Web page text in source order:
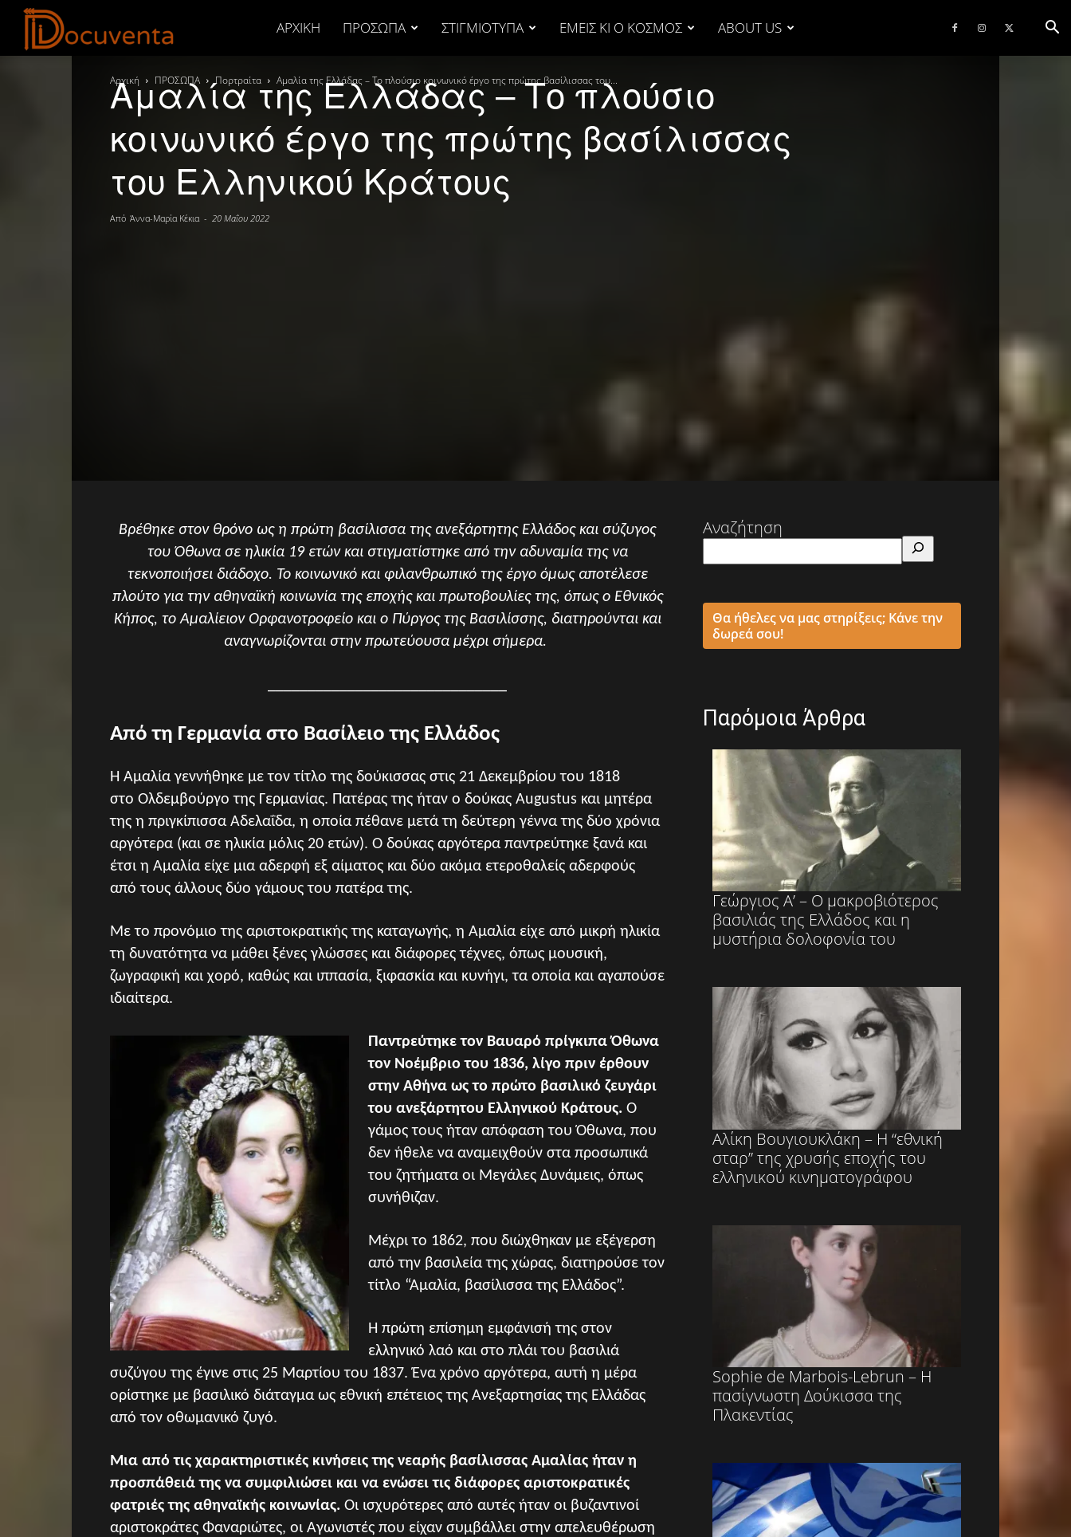
ΑΡΧΙΚΉ ΠΡΟΣΩΠΑ ΣΤΙΓΜΙΟΤΥΠΑ ΕΜΕΙΣ ΚΙ Ο ΚΟΣΜΟΣ ABOUT US
Αρχική ΠΡΟΣΩΠΑ Πορτραίτα Αμαλία της Ελλάδας – Το πλούσιο κοινωνικό έργο της πρώτης βασίλισσας του...
Αμαλία της Ελλάδας – Το πλούσιο
κοινωνικό έργο της πρώτης βασίλισσας
του Ελληνικού Κράτους
Από Άννα-Μαρία Κέκια - 20 Μαΐου 2022
Βρέθηκε στον θρόνο ως η πρώτη βασίλισσα της ανεξάρτητης Ελλάδος και σύζυγος
του Όθωνα σε ηλικία 19 ετών και στιγματίστηκε από την αδυναμία της να
τεκνοποιήσει διάδοχο. Το κοινωνικό και φιλανθρωπικό της έργο όμως αποτέλεσε
πλούτο για την αθηναϊκή κοινωνία της εποχής και πρωτοβουλίες της, όπως ο Εθνικός
Κήπος, το Αμαλίειον Ορφανοτροφείο και ο Πύργος της Βασιλίσσης, διατηρούνται και
αναγνωρίζονται στην πρωτεύουσα μέχρι σήμερα.
Από τη Γερμανία στο Βασίλειο της Ελλάδος
Η Αμαλία γεννήθηκε με τον τίτλο της δούκισσας στις 21 Δεκεμβρίου του 1818
στο Ολδεμβούργο της Γερμανίας. Πατέρας της ήταν ο δούκας Augustus και μητέρα
της η πριγκίπισσα Αδελαΐδα, η οποία πέθανε μετά τη δεύτερη γέννα της δύο χρόνια
αργότερα (και σε ηλικία μόλις 20 ετών). Ο δούκας αργότερα παντρεύτηκε ξανά και
έτσι η Αμαλία είχε μια αδερφή εξ αίματος και δύο ακόμα ετεροθαλείς αδερφούς
από τους άλλους δύο γάμους του πατέρα της.
Με το προνόμιο της αριστοκρατικής της καταγωγής, η Αμαλία είχε από μικρή ηλικία
τη δυνατότητα να μάθει ξένες γλώσσες και διάφορες τέχνες, όπως μουσική,
ζωγραφική και χορό, καθώς και ιππασία, ξιφασκία και κυνήγι, τα οποία και αγαπούσε
ιδιαίτερα.
Παντρεύτηκε τον Βαυαρό πρίγκιπα Όθωνα
τον Νοέμβριο του 1836, λίγο πριν έρθουν
στην Αθήνα ως το πρώτο βασιλικό ζευγάρι
του ανεξάρτητου Ελληνικού Κράτους. Ο
γάμος τους ήταν απόφαση του Όθωνα, που
δεν ήθελε να αναμειχθούν στα προσωπικά
του ζητήματα οι Μεγάλες Δυνάμεις, όπως
συνήθιζαν.
Μέχρι το 1862, που διώχθηκαν με εξέγερση
από την βασιλεία της χώρας, διατηρούσε τον
τίτλο “Αμαλία, βασίλισσα της Ελλάδος”.
Η πρώτη επίσημη εμφάνισή της στον
ελληνικό λαό και στο πλάι του βασιλιά
συζύγου της έγινε στις 25 Μαρτίου του 1837. Ένα χρόνο αργότερα, αυτή η μέρα
ορίστηκε με βασιλικό διάταγμα ως εθνική επέτειος της Ανεξαρτησίας της Ελλάδας
από τον οθωμανικό ζυγό.
Μια από τις χαρακτηριστικές κινήσεις της νεαρής βασίλισσας Αμαλίας ήταν η
προσπάθειά της να συμφιλιώσει και να ενώσει τις διάφορες αριστοκρατικές
φατριές της αθηναϊκής κοινωνίας. Οι ισχυρότερες από αυτές ήταν οι βυζαντινοί
αριστοκράτες Φαναριώτες, οι Αγωνιστές που είχαν συμβάλλει στην απελευθέρωση
Αναζήτηση
Θα ήθελες να μας στηρίξεις; Κάνε την
δωρεά σου!
Παρόμοια Άρθρα
Γεώργιος Α’ – Ο μακροβιότερος
βασιλιάς της Ελλάδος και η
μυστήρια δολοφονία του
Αλίκη Βουγιουκλάκη – Η “εθνική
σταρ” της χρυσής εποχής του
ελληνικού κινηματογράφου
Sophie de Marbois-Lebrun – Η
πασίγνωστη Δούκισσα της
Πλακεντίας